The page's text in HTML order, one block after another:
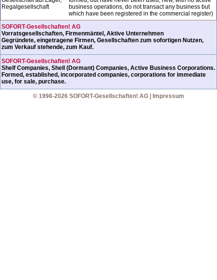
Regalgesellschaft
business operations, do not transact any business but
which have been registered in the commercial register)
SOFORT-Gesellschaften! AG
Vorratsgesellschaften, Firmenmäntel, Aktive Unternehmen
Gegründete, eingetragene Firmen, Gesellschaften zum sofortigen Nutzen,
zum Verkauf stehende, zum Kauf.
SOFORT-Gesellschaften! AG
Shelf Companies, Shell (Dormant) Companies, Active Business Corporations.
Formed, established, incorporated companies, corporations for immediate
use, for sale, purchase.
© 1998-2026 SOFORT-Gesellschaften! AG | Impressum